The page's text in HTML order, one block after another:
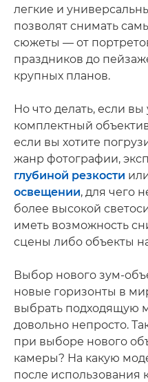
легкие и
позволят снимать
сюжеты — от
праздников до
крупных планов.
Но что делать, если
комплектный
если вы хотите
жанр фотографии,
глубиной резкости
освещении, для чего
более высокой
иметь возможность
сцены либо объекты
Выбор нового зум-
новые горизонты в
выбрать подходящую
довольно непросто.
при выборе нового
камеры? На какую
после использования